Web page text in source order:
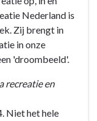
Nederland is
Zij brengt in
in onze
'droombeeld'.
recreatie en
Niet het hele